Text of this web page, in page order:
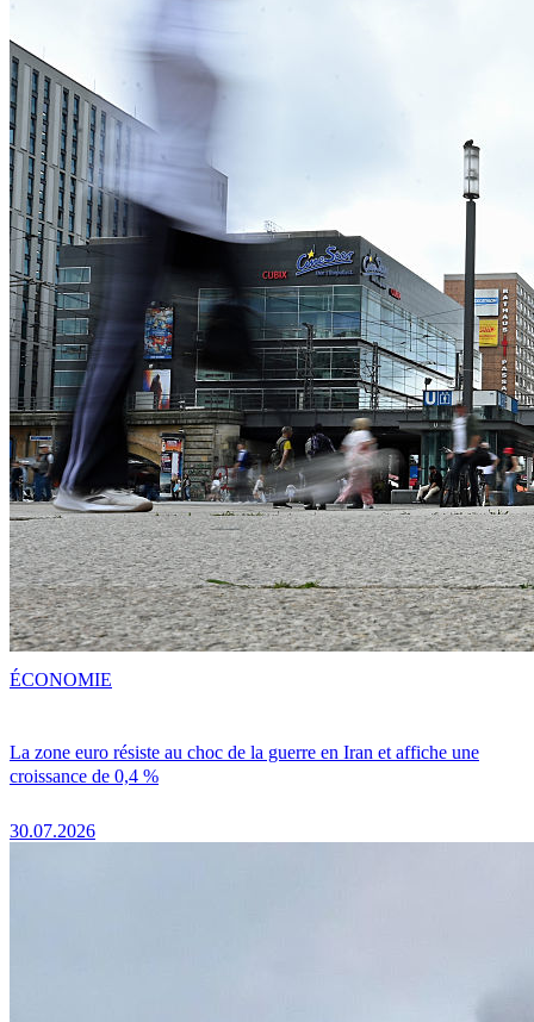
La zone euro résiste au choc de la guerre en Iran et affiche une
croissance de 0,4 %
30.07.2026
ÉCONOMIE